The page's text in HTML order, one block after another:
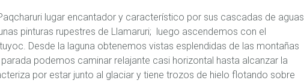
lugar encantador y característico por sus cascadas de aguas
pinturas rupestres de Llamaruri; luego ascendemos con el
Desde la laguna obtenemos vistas esplendidas de las montañas
podemos caminar relajante casi horizontal hasta alcanzar la
por estar junto al glaciar y tiene trozos de hielo flotando sobre